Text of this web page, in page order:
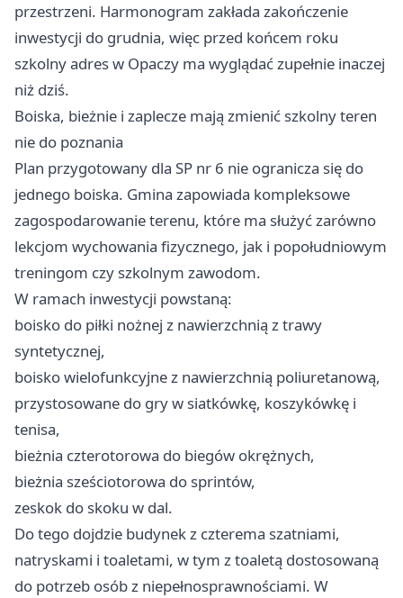
przestrzeni. Harmonogram zakłada zakończenie
inwestycji do grudnia, więc przed końcem roku
szkolny adres w Opaczy ma wyglądać zupełnie inaczej
niż dziś.
Boiska, bieżnie i zaplecze mają zmienić szkolny teren
nie do poznania
Plan przygotowany dla SP nr 6 nie ogranicza się do
jednego boiska. Gmina zapowiada kompleksowe
zagospodarowanie terenu, które ma służyć zarówno
lekcjom wychowania fizycznego, jak i popołudniowym
treningom czy szkolnym zawodom.
W ramach inwestycji powstaną:
boisko do piłki nożnej z nawierzchnią z trawy
syntetycznej,
boisko wielofunkcyjne z nawierzchnią poliuretanową,
przystosowane do gry w siatkówkę, koszykówkę i
tenisa,
bieżnia czterotorowa do biegów okrężnych,
bieżnia sześciotorowa do sprintów,
zeskok do skoku w dal.
Do tego dojdzie budynek z czterema szatniami,
natryskami i toaletami, w tym z toaletą dostosowaną
do potrzeb osób z niepełnosprawnościami. W